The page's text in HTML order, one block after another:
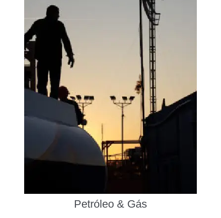
Petróleo & Gás